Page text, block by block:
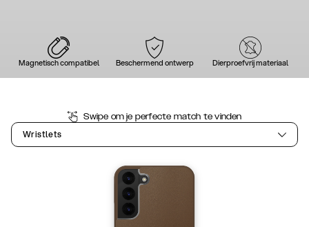
Magnetisch compatibel Beschermend ontwerp Dierproefvrij materiaal
Swipe om je perfecte match te vinden
Wristlets